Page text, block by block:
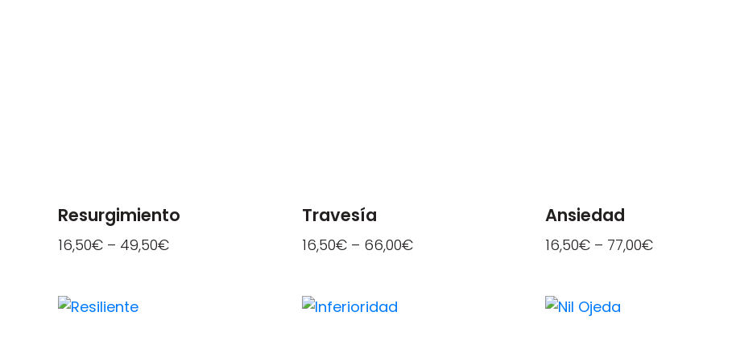
Resurgimiento
16,50€ – 49,50€
Travesía
16,50€– 66,00€
Ansiedad
16,50€ – 77,00€